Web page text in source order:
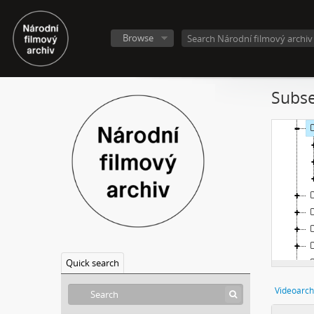
Browse
Quick search